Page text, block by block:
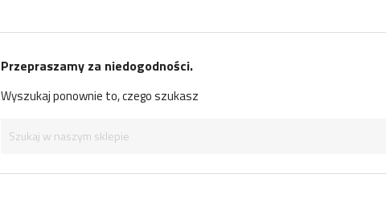
Przepraszamy za niedogodności.
Wyszukaj ponownie to, czego szukasz